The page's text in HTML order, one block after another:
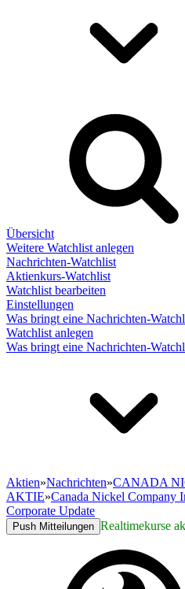
Übersicht
Weitere Watchlist anlegen
Nachrichten-Watchlist
Aktienkurs-Watchlist
Watchlist bearbeiten
Einstellungen
Was bringt eine Nachrichten-
Watchlist anlegen
Was bringt eine Nachrichten-
Aktien»Nachrichten»CANADA
AKTIE»Canada Nickel Company
Corporate Update
Push Mitteilungen Realtimekurse